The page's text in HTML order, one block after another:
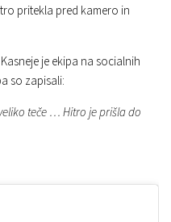
pritekla pred kamero in
je ekipa na socialnih
so zapisali:
teče … Hitro je prišla do